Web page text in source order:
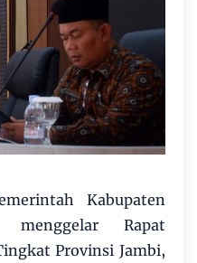
Kabupaten
menggelar Rapat
Provinsi Jambi,